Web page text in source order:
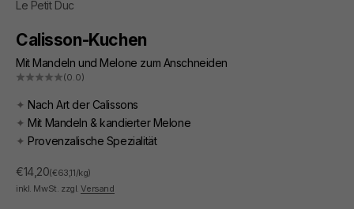
Le Petit Duc
Calisson-Kuchen
Mit Mandeln und Melone zum Anschneiden
(0.0)
✦ Nach Art der Calissons
✦ Mit Mandeln & kandierter Melone
✦ Provenzalische Spezialität
Angebot
€14,20(€63,11/kg)
inkl. MwSt. zzgl.Versand